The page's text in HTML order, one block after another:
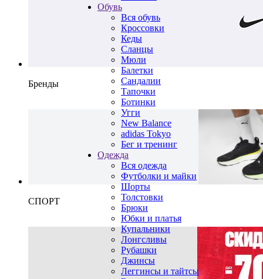
Обувь
Вся обувь
Кроссовки
Кеды
Сланцы
Мюли
Балетки
Сандалии
Тапочки
Ботинки
Угги
New Balance
adidas Tokyo
Бег и тренинг
Одежда
Вся одежда
Футболки и майки
Шорты
Толстовки
Брюки
Юбки и платья
Купальники
Лонгсливы
Рубашки
Джинсы
Леггинсы и тайтсы
Бренды
СПОРТ